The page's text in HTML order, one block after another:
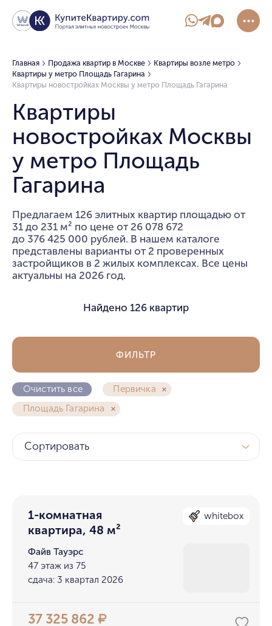
Главная Продажа квартир в Москве
Квартиры возле метро
Квартиры у метро Площадь Гагарина
Квартиры новостройках Москвы у метро Площадь Гагарина
Квартиры
новостройках Москвы
у метро Площадь
Гагарина
Предлагаем 126 элитных квартир площадью от
31 до 231 м² по цене от 26 078 672
до 376 425 000 рублей. В нашем каталоге
представлены варианты от 2 проверенных
застройщиков в 2 жилых комплексах. Все цены
актуальны на 2026 год.
Найдено 126 квартир
Очистить все
Первичка
Площадь Гагарина
ФИЛЬТР
Сортировать
1-комнатная
квартира, 48 м²
whitebox
Файв Тауэрс
47 этаж из 75
сдача: 3 квартал 2026
37 325 862₽